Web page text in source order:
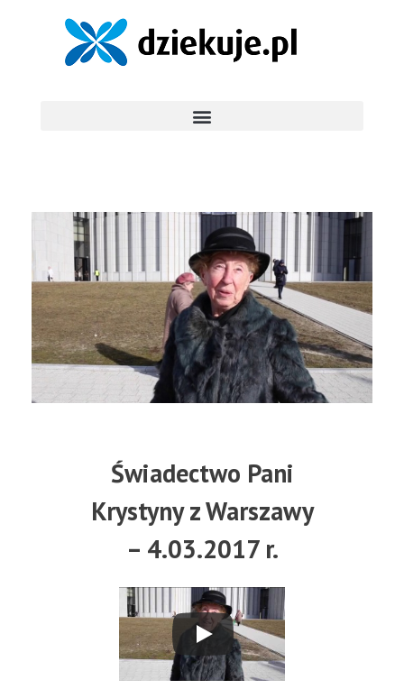
Świadectwo Pani
Krystyny z Warszawy
– 4.03.2017 r.